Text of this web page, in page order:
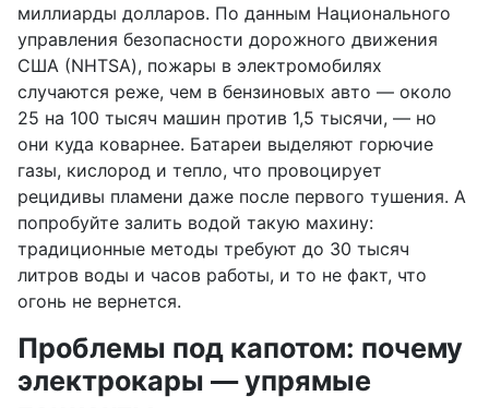
миллиарды долларов. По данным Национального
управления безопасности дорожного движения
США (NHTSA), пожары в электромобилях
случаются реже, чем в бензиновых авто — около
25 на 100 тысяч машин против 1,5 тысячи, — но
они куда коварнее. Батареи выделяют горючие
газы, кислород и тепло, что провоцирует
рецидивы пламени даже после первого тушения. А
попробуйте залить водой такую махину:
традиционные методы требуют до 30 тысяч
литров воды и часов работы, и то не факт, что
огонь не вернется.
Проблемы под капотом: почему
электрокары — упрямые